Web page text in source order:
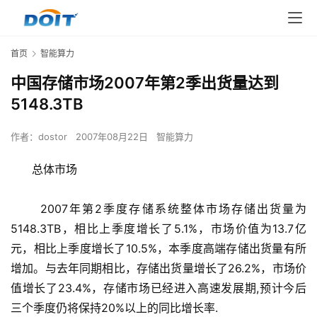
首页 智能算力
中国存储市场2007年第2季出货量达到
5148.3TB
作者： dostor 2007年08月22日 智能算力
总体市场
2007年第2季度存储系统整体市场存储出货量为
5148.3TB，相比上季度增长了5.1%，市场价值为13.7亿
元，相比上季度增长了10.5%，本季度高端存储出货量有所
增加。与去年同期相比，存储出货量增长了26.2%，市场价
值增长了23.4%，存储市场已经进入高速发展期,预计今后
三个季度仍将保持20%以上的同比增长率.